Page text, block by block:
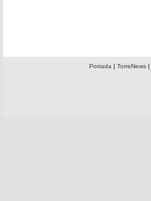
Portada | TorreNews|